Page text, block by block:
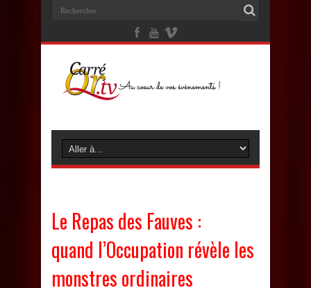
Le Repas des Fauves :
quand l’Occupation révèle les
monstres ordinaires